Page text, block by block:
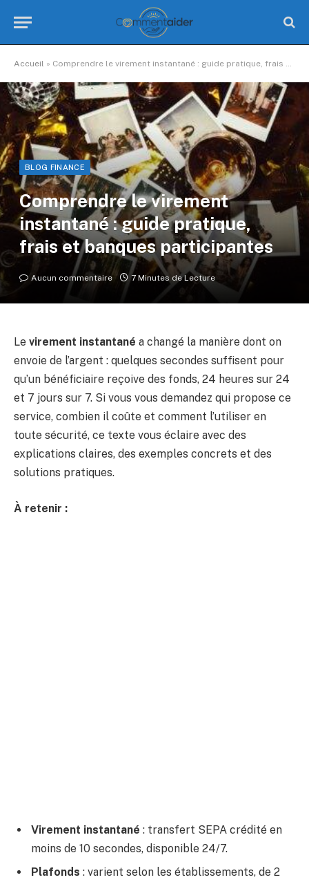
Accueil » Comprendre le virement instantané : guide pratique, frais et banques participantes
BLOG FINANCE
Comprendre le virement
instantané : guide pratique,
frais et banques participantes
Aucun commentaire 7 Minutes de Lecture
Le virement instantané a changé la manière dont on
envoie de l’argent : quelques secondes suffisent pour
qu’un bénéficiaire reçoive des fonds, 24 heures sur 24
et 7 jours sur 7. Si vous vous demandez qui propose ce
service, combien il coûte et comment l’utiliser en
toute sécurité, ce texte vous éclaire avec des
explications claires, des exemples concrets et des
solutions pratiques.
À retenir :
Virement instantané : transfert SEPA crédité en
moins de 10 secondes, disponible 24/7.
Plafonds : varient selon les établissements, de 2